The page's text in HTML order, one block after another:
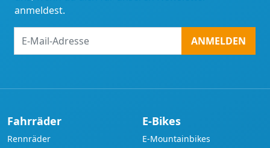
anmeldest.
Mail-
ANMELDEN
Fahrräder
Rennräder
E-Bikes
E-Mountainbikes